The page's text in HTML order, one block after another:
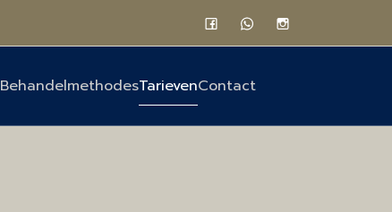
BehandelmethodesTarievenContact